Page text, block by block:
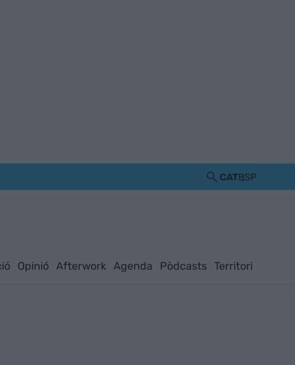
CATESP
Opinió Afterwork Agenda Pòdcasts Territori